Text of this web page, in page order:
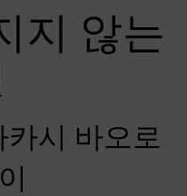
지 않는
시 바오로